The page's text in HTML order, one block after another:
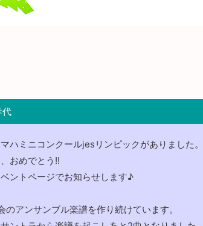
代
ハミニコンクールjesリンピックがありました。
おめでとう!!
ントページでお知らせします♪
のアンサンブル楽譜を作り続けています。